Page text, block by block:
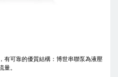
有可靠的優質結構：博世串聯泵為液壓
。